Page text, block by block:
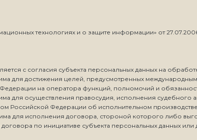
технологиях и о защите информации» от
с согласия субъекта персональных данных на
для достижения целей, предусмотренных
на оператора функций, полномочий и
для осуществления правосудия, исполнения судебного
Российской Федерации об исполнительном
для исполнения договора, стороной которого либо
по инициативе субъекта персональных данных